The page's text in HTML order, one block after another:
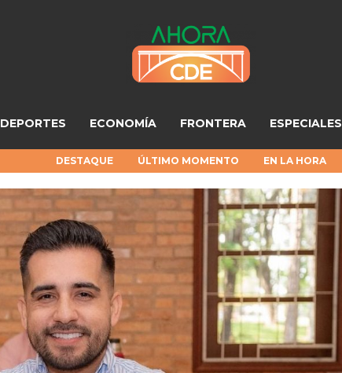
DEPORTES ECONOMÍA FRONTERA ESPECIALES
DESTAQUE ÚLTIMO MOMENTO EN LA HORA